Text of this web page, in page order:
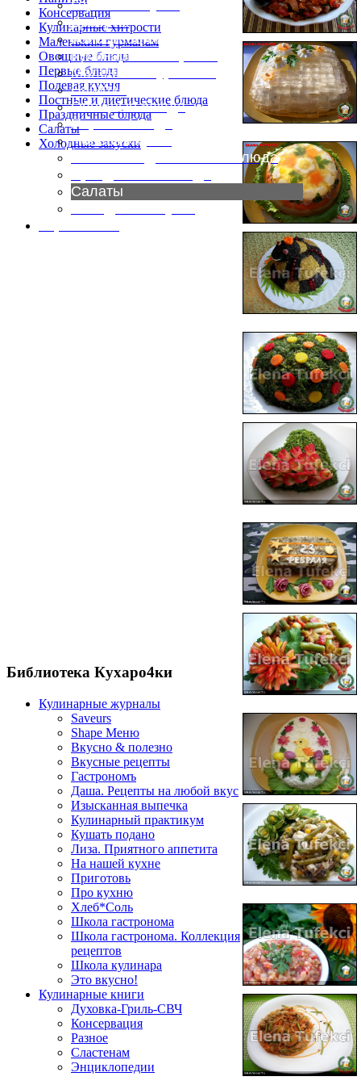
Горячие закуски
Десерты
Консервация
Кулинарные хитрости
Маленьким гурманам
Напитки
Овощные блюда
Первые блюда
Полевая кухня
Постные и диетические блюда
Салаты
Консервация
Кулинарные хитрости
Маленьким гурманам
Овощные блюда
Первые блюда
Полевая кухня
Постные и диетические блюда
Праздничные блюда
Салаты
Холодные закуски
Библиотека Кухаро4ки
Кулинарные журналы
Saveurs
Shape Меню
Вкусно & полезно
Вкусные рецепты
Гастрономъ
Даша. Рецепты на любой вкус
Изысканная выпечка
Кулинарный практикум
Кушать подано
Лиза. Приятного аппетита
На нашей кухне
Приготовь
Про кухню
Хлеб*Соль
Школа гастронома
Школа гастронома. Коллекция
рецептов
Школа кулинара
Это вкусно!
Кулинарные книги
Духовка-Гриль-СВЧ
Консервация
Разное
Сластенам
Энциклопедии